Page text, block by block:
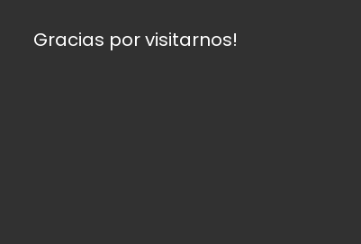
Gracias por visitarnos!